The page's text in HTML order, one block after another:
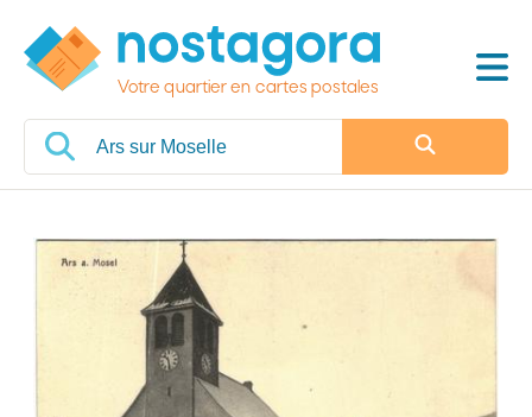
Votre quartier en cartes postales